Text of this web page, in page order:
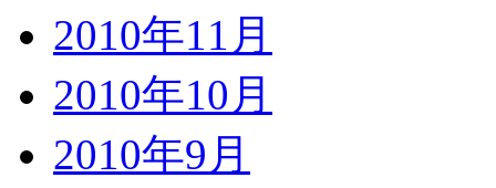
2010年11月
2010年10月
2010年9月